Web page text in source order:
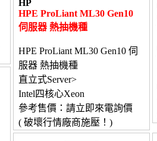
HP
HPE ProLiant ML30 Gen10
伺服器 熱抽機種
HPE ProLiant ML30 Gen10 伺
服器 熱抽機種
直立式Server>
Intel四核心Xeon
參考售價：請立即來電詢價
( 破壞行情廠商施壓！)